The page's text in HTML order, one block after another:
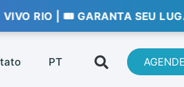
GARANTA SEU LUGAR NO
PT